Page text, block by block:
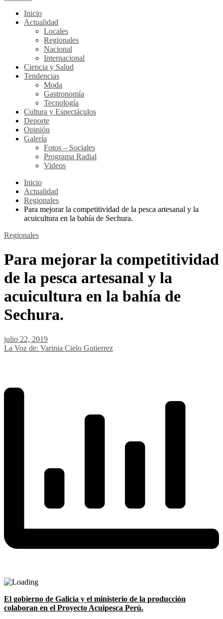
Inicio
Actualidad
Locales
Regionales
Nacional
Internacional
Ciencia y Salud
Tendencias
Moda
Gastronomía
Tecnología
Cultura y Espectáculos
Deporte
Opinión
Galería
Fotos – Sociales
Programa Radial
Videos
Inicio
Actualidad
Regionales
Para mejorar la competitividad de la pesca artesanal y la
acuicultura en la bahía de Sechura.
Regionales
Para mejorar la competitividad
de la pesca artesanal y la
acuicultura en la bahía de
Sechura.
julio 22, 2019
La Voz de: Varinia Cielo Gutierrez
El gobierno de Galicia y el ministerio de la producción
colaboran en el Proyecto Acuipesca Perú.